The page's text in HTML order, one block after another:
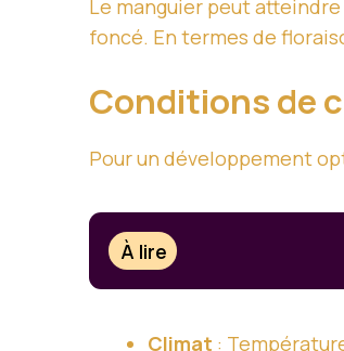
Le manguier peut
foncé. En termes de
Conditions de
Pour un développement
À lire
Climat :